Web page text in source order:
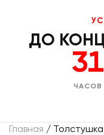
ДО
31
ЧАСОВ
Главная / Толстушка